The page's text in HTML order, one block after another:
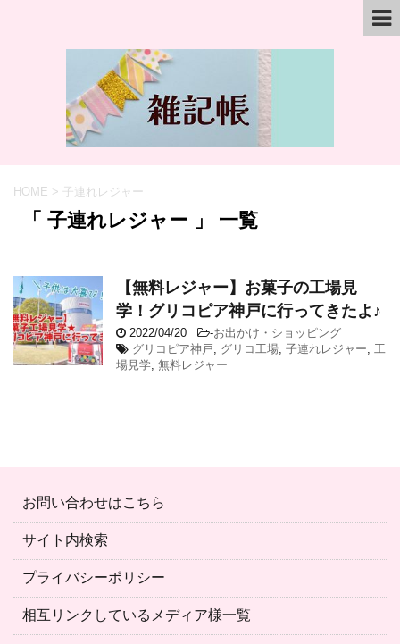
HOME > 子連れレジャー
「 子連れレジャー 」 一覧
【無料レジャー】お菓子の工場見
学！グリコピア神戸に行ってきたよ♪
2022/04/20 -お出かけ・ショッピング
グリコピア神戸, グリコ工場, 子連れレジャー, 工
場見学, 無料レジャー
お問い合わせはこちら
サイト内検索
プライバシーポリシー
相互リンクしているメディア様一覧